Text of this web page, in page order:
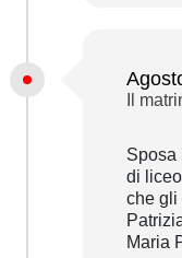
Il
Sposa
di
che gli
Maria